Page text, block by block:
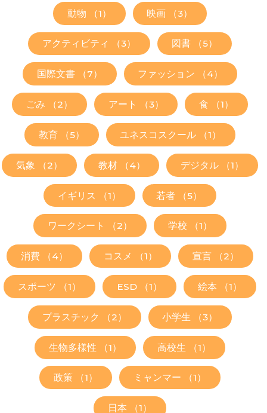
動物 （1） 映画 （3）
アクティビティ （3） 図書 （5）
国際文書 （7） ファッション （4）
ごみ （2） アート （3） 食 （1）
教育 （5） ユネスコスクール （1）
気象 （2） 教材 （4） デジタル （1）
イギリス （1） 若者 （5）
ワークシート （2） 学校 （1）
消費 （4） コスメ （1） 宣言 （2）
スポーツ （1） ESD （1） 絵本 （1）
プラスチック （2） 小学生 （3）
生物多様性 （1） 高校生 （1）
政策 （1） ミャンマー （1）
日本 （1）